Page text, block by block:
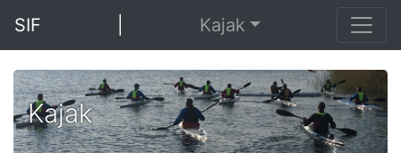
SIF Kajak
Kajak